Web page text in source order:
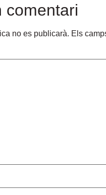
comentari
no es publicarà. Els